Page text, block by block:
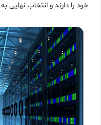
خود را دارند و انتخاب نهایی